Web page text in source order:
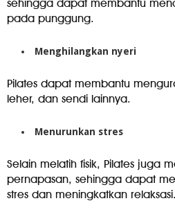
sehingga dapat membantu
pada punggung.
Menghilangkan nyeri
Pilates dapat membantu
leher, dan sendi lainnya.
Menurunkan stres
Selain melatih fisik, Pilates juga
pernapasan, sehingga dapat
stres dan meningkatkan relaksasi.